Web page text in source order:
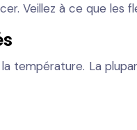
Veillez à ce que les
température. La